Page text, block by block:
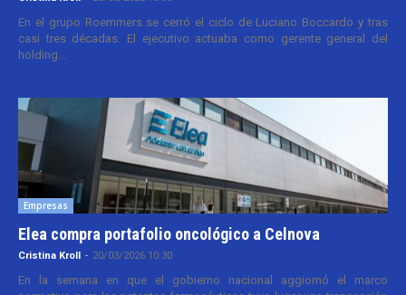
En el grupo Roemmers se cerró el ciclo de Luciano Boccardo y tras
casi tres décadas. El ejecutivo actuaba como gerente general del
holding...
Empresas
Elea compra portafolio oncológico a Celnova
Cristina Kroll - 20/03/2026 10:30
En la semana en que el gobierno nacional aggiornó el marco